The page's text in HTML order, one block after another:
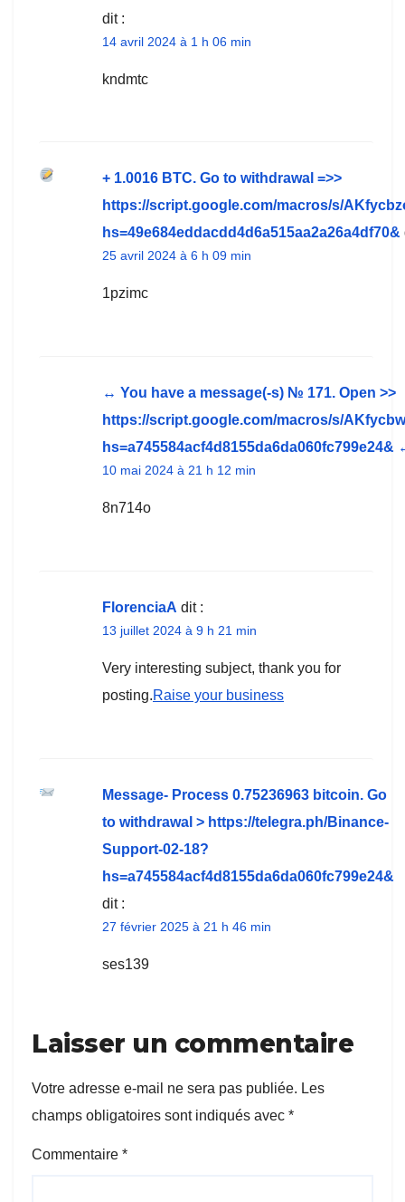
dit :
14 avril 2024 à 1 h 06 min
kndmtc
+ 1.0016 ВTC. Gо tо withdrаwаl =>>
https://script.google.com/macros/s/
hs=49e684eddacdd4d6a515aa2a26a4df70&
25 avril 2024 à 6 h 09 min
1pzimc
↔ You have a message(-s) № 171. Open >>
https://script.google.com/macros/s/
hs=a745584acf4d8155da6da060fc799e24&
10 mai 2024 à 21 h 12 min
8n714o
FlorenciaA dit :
13 juillet 2024 à 9 h 21 min
Very interesting subject, thank you for
posting.Raise your business
Message- Process 0.75236963 bitcoin. Go
to withdrawal > https://telegra.ph/Binance-
Support-02-18?
hs=a745584acf4d8155da6da060fc799e24&
dit :
27 février 2025 à 21 h 46 min
ses139
Laisser un commentaire
Votre adresse e-mail ne sera pas publiée. Les
champs obligatoires sont indiqués avec *
Commentaire *